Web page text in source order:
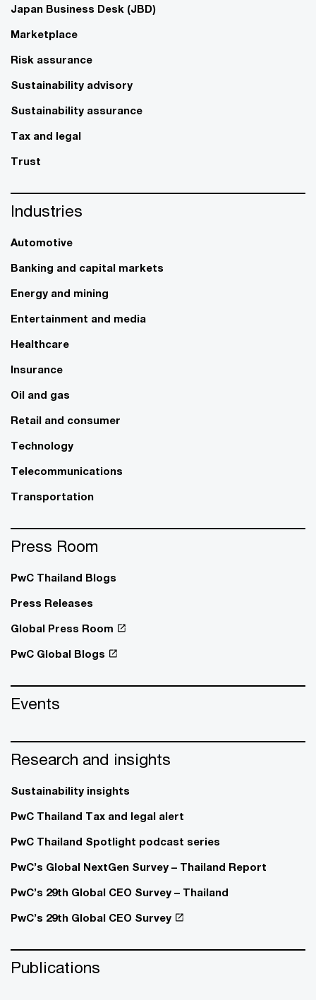
Japan Business Desk (JBD)
Marketplace
Risk assurance
Sustainability advisory
Sustainability assurance
Tax and legal
Trust
Industries
Automotive
Banking and capital markets
Energy and mining
Entertainment and media
Healthcare
Insurance
Oil and gas
Retail and consumer
Technology
Telecommunications
Transportation
Press Room
PwC Thailand Blogs
Press Releases
Global Press Room
PwC Global Blogs
Events
Research and insights
Sustainability insights
PwC Thailand Tax and legal alert
PwC Thailand Spotlight podcast series
PwC’s Global NextGen Survey – Thailand Report
PwC’s 29th Global CEO Survey – Thailand
PwC’s 29th Global CEO Survey
Publications